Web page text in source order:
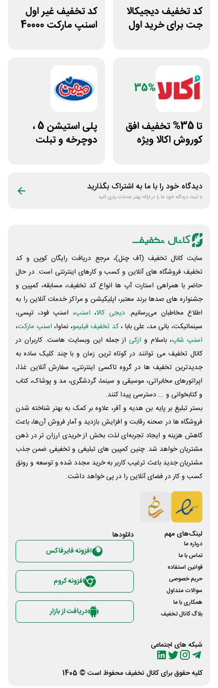
کد تخفیف دیجیکالا
جت برای خرید اول
کد تخفیف غیر اول
اسنپ مارکت 40000
35%
تا 35% تخفیف افق
کوروش اکالا ویژه
پلی استیشن 5 ،
دوچرخه و تبلت
دیدگاه خود را با ما به اشتراک بگذارید
با ثبت دیدگاه خود ما را در ارائه بهتر خدمات یاری کنید
سایت کانال تخفیف (آف چنل)، مرجع دریافت رایگان کوپن و کد
تخفیف فروشگاه های آنلاین و کسب و‌ کارهای اینترنتی است. در حال
حاضر با همراهی استارت آپ ها انواع کد تخفیف، مسابقه، کمپین و
جشنواره های صدها برند معتبر، اپلیکیشن و مراکز خدمات آنلاین را به
اطلاع مخاطبان می‌رسانیم. دیجی کالا، اسنپ، اسنپ فود، تپسی،
سینماتیکت، بانی مد، علی‌ بابا ،کد تخفیف فیلیمو، نماوا، اسنپ مارکت،
اسنپ شاپ، باسلام و ازکی از جمله این وبسایت ‌هاست. کاربران در
کانال تخفیف می توانند در کوتاه ترین زمان و با چند کلیک ساده به
جدیدترین تخفیف ها در گروه تاکسی اینترنتی، سفارش آنلاین غذا،
اپراتورهای مخابراتی، موسیقی و سینما، گردشگری، مد و پوشاک، کتاب
و کتابخوانی و ... دسترسی پیدا کنند.
بستر تبلیغ بر پایه بن هدیه و آفر، علاوه بر کمک به بهتر شناخته شدن
فروشگاه ها در صحنه رقابت و افزایش بازدید و آمار فروش آن‌ها، باعث
کاهش هزینه و ایجاد تجربه‌ای لذت بخش از خریدی ارزان تر در ذهن
مشتریان خواهد شد. چنین کمپین های تبلیغی و تخفیفی ضمن جذب
مشتریان جدید باعث ترغیب کاربر به خرید مجدد شده و توسعه و رونق
کسب و کار در فضای آنلاین را در پی خواهد داشت.
لینک‌های مهم
درباره ما
تماس با ما
قوانین استفاده
حریم خصوصی
سوالات متداول
همکاری با ما
بلاگ کانال تخفیف
شبکه های اجتماعی
دانلود‌ها
افزونه فایرفاکس
افزونه کروم
دریافت از بازار
کلیه حقوق برای کانال تخفیفمحفوظ است © 1405